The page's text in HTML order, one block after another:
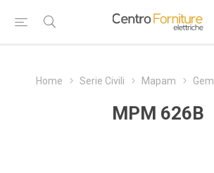
Home Serie Civili Mapam Gem
MPM 626B